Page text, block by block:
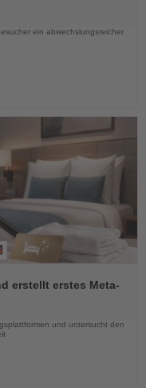
ein abwechslungsreicher
erstellt erstes Meta-
und untersucht den